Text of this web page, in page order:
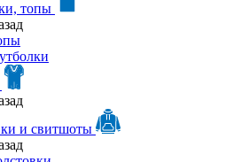
топы
и свитшоты